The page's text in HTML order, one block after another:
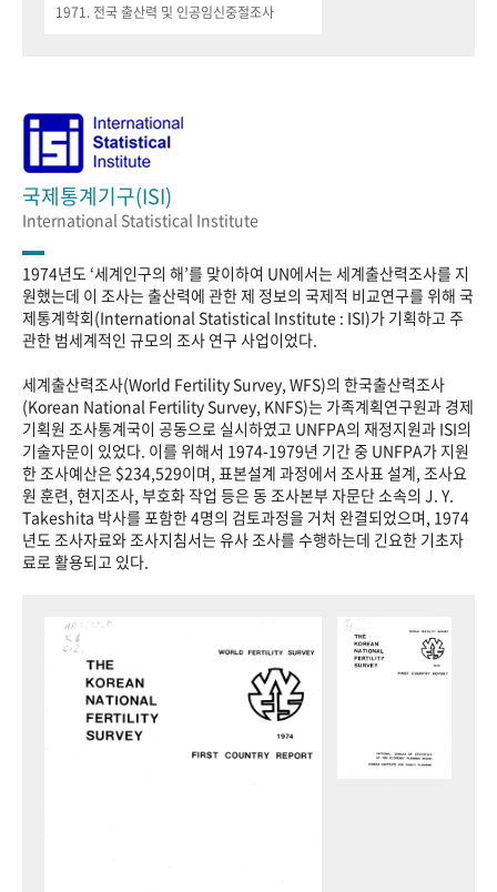
1971. 전국 출산력 및 인공임신중절조사
국제통계기구(ISI)
International Statistical Institute
1974년도 ‘세계인구의 해’를 맞이하여 UN에서는 세계출산력조사를 지
원했는데 이 조사는 출산력에 관한 제 정보의 국제적 비교연구를 위해 국
제통계학회(International Statistical Institute : ISI)가 기획하고 주
관한 범세계적인 규모의 조사 연구 사업이었다.
세계출산력조사(World Fertility Survey, WFS)의 한국출산력조사
(Korean National Fertility Survey, KNFS)는 가족계획연구원과 경제
기획원 조사통계국이 공동으로 실시하였고 UNFPA의 재정지원과 ISI의
기술자문이 있었다. 이를 위해서 1974-1979년 기간 중 UNFPA가 지원
한 조사예산은 $234,529이며, 표본설계 과정에서 조사표 설계, 조사요
원 훈련, 현지조사, 부호화 작업 등은 동 조사본부 자문단 소속의 J. Y.
Takeshita 박사를 포함한 4명의 검토과정을 거처 완결되었으며, 1974
년도 조사자료와 조사지침서는 유사 조사를 수행하는데 긴요한 기초자
료로 활용되고 있다.